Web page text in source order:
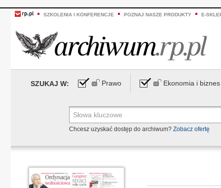
SZKOLENIA I KONFERENCJE POZNAJ NASZE PRODUKTY E-
SZUKAJ W: Prawo Ekonomia i biznes
Chcesz uzyskać dostęp do archiwum? Zobacz ofertę